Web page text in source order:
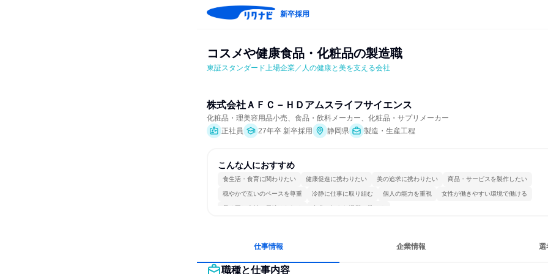
新卒採用
コスメや健康食品・化粧品の製造職
東証スタンダード上場企業／人の健康と美を支える会社
株式会社ＡＦＣ－ＨＤアムスライフサイエンス
化粧品・理美容用品小売、食品・飲料メーカー、化粧品・サプリメーカー
正社員
27年卒 新卒採用 静岡県 製造・生産工程
こんな人におすすめ
食生活・食育に関わりたい 健康促進に携わりたい 美の追求に携わりたい 商品・サービスを製作したい
穏やかで互いのペースを尊重 冷静に仕事に取り組む 個人の能力を重視 女性が働きやすい環境で働ける
長く同じ会社に居続けられる 自分の好きな場所で働ける
仕事情報 企業情報 選
職種と仕事内容